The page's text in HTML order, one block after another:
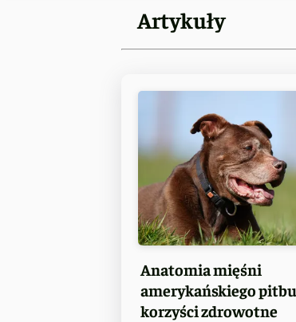
Artykuły
Anatomia mięśni
amerykańskiego
korzyści zdrowotne